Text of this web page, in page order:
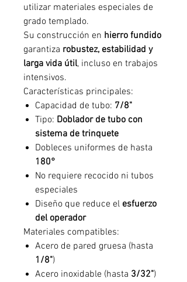
utilizar materiales especiales de
grado templado.
Su construcción en hierro fundido
garantiza robustez, estabilidad y
larga vida útil, incluso en trabajos
intensivos.
Características principales:
Capacidad de tubo: 7/8"
Tipo: Doblador de tubo con
sistema de trinquete
Dobleces uniformes de hasta
180°
No requiere recocido ni tubos
especiales
Diseño que reduce el esfuerzo
del operador
Materiales compatibles:
Acero de pared gruesa (hasta
1/8")
Acero inoxidable (hasta 3/32")